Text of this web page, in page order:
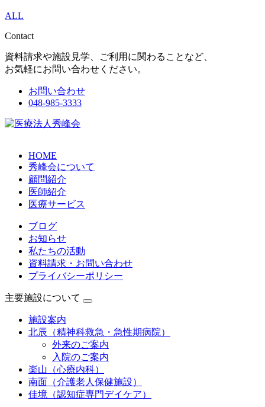
ALL
Contact
資料請求や施設見学、ご利用に関わることなど、
お気軽にお問い合わせください。
お問い合わせ
048-985-3333
HOME
秀峰会について
顧問紹介
医師紹介
医療サービス
ブログ
お知らせ
私たちの活動
資料請求・お問い合わせ
プライバシーポリシー
主要施設について
施設案内
北辰（精神科救急・急性期病院）
外来のご案内
入院のご案内
楽山（心療内科）
南面（介護老人保健施設）
佳境（認知症専門デイケア）